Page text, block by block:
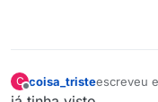
C
Offline
coisa_tristeescreveu
última